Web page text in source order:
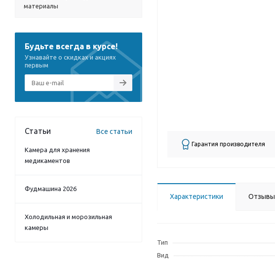
Гарантия производителя
Характеристики Отзывы
Тип
Вид
материалы
Будьте всегда в курсе!
Узнавайте о скидках и акциях
первым
Статьи Все статьи
Камера для хранения
медикаментов
Фудмашина 2026
Холодильная и морозильная
камеры